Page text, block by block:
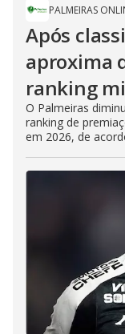
PALMEIRAS
Após
aproxima
ranking
O Palmeiras
ranking de
em 2026, de